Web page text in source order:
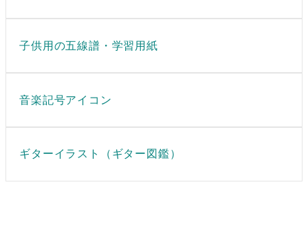
子供用の五線譜・学習用紙
音楽記号アイコン
ギターイラスト（ギター図鑑）